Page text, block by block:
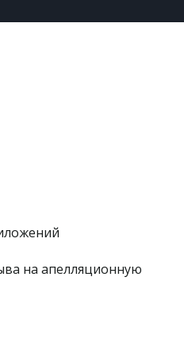
на апелляционную